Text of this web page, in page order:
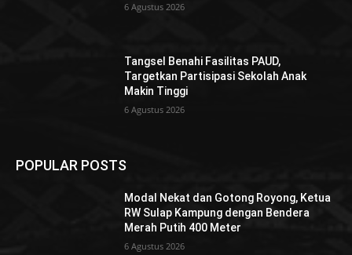
6 Agustus 2026
Tangsel Benahi Fasilitas PAUD,
Targetkan Partisipasi Sekolah Anak
Makin Tinggi
6 Agustus 2026
POPULAR POSTS
Modal Nekat dan Gotong Royong, Ketua
RW Sulap Kampung dengan Bendera
Merah Putih 400 Meter
6 Agustus 2026